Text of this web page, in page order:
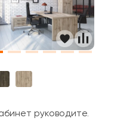
руководителя Торстон